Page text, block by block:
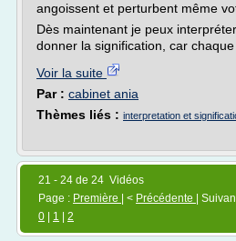
angoissent et perturbent même
Dès maintenant je peux
donner la signification, car chaque
Voir la suite
Par : cabinet ania
Thèmes liés : interpretation et
21 - 24 de 24 Vidéos
Page : Première | < Précédente
|
0
1 2